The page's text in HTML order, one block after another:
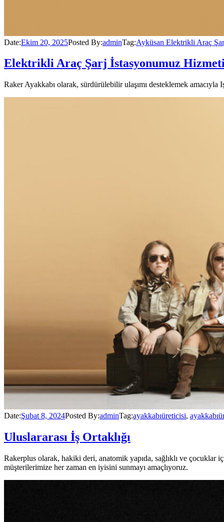
Date:Ekim 20, 2025Posted By:adminTag:Ayküsan Elektrikli Araç
Elektrikli Araç Şarj İstasyonumuz
Raker Ayakkabı olarak, sürdürülebilir ulaşımı desteklemek
Date:Şubat 8, 2024Posted By:adminTag:ayakkabıüreticisi,
Uluslararası İş Ortaklığı
Rakerplus olarak, hakiki deri, anatomik yapıda, sağlıklı ve çocuklar
müşterilerimize her zaman en iyisini sunmayı amaçlıyoruz.